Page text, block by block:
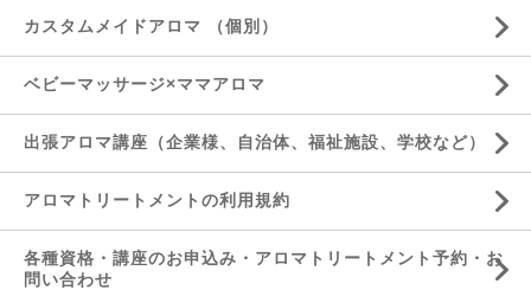
カスタムメイドアロマ （個別）
ベビーマッサージ×ママアロマ
出張アロマ講座（企業様、自治体、福祉施設、学校など）
アロマトリートメントの利用規約
各種資格・講座のお申込み・アロマトリートメント予約・お
問い合わせ